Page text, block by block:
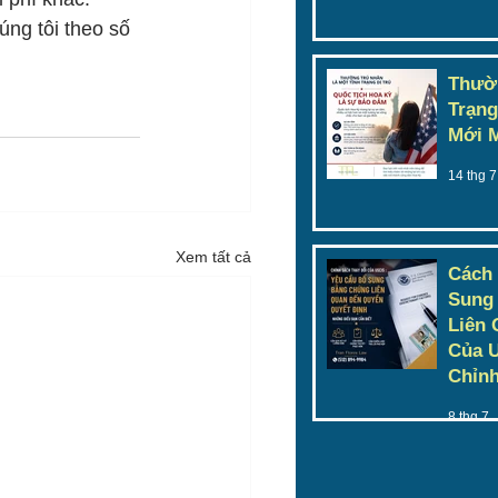
tôi theo số
Xem tất cả
Mới
14 thg 7
Liên
Của
8 thg 7